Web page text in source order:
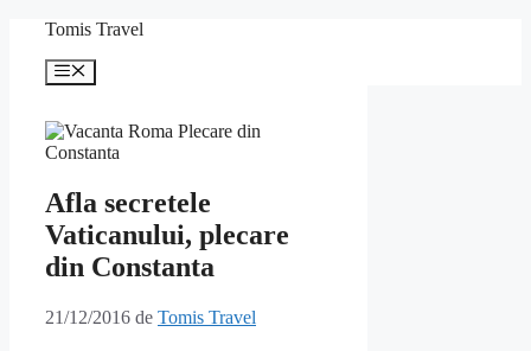
conținut
Tomis Travel
Meniu
Afla secretele
Vaticanului, plecare
din Constanta
21/12/2016 de Tomis Travel